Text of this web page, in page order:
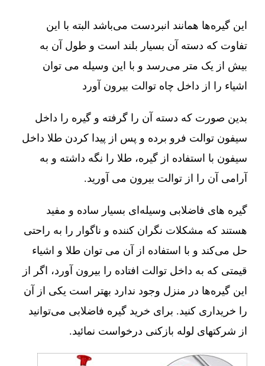
این گیره‌ها همانند انبردست می‌باشد البته با این
تفاوت که دسته آن بسیار بلند است و طول آن به
بیش از یک متر می‌رسد و با این وسیله می توان
اشیاء را از داخل چاه توالت بیرون آورد
بدین صورت که دسته آن را گرفته و گیره را داخل
سیفون توالت فرو برده و پس از پیدا کردن طلا داخل
سیفون با استفاده از گیره، طلا را نگه داشته و به
آرامی آن را از توالت بیرون می آورید.
گیره های فاضلابی وسیله‌ای بسیار ساده و مفید
هستند که مشکلات نگران کننده و ناگوار را به راحتی
حل می‌کند و با استفاده از آن می توان طلا و اشیاء
قیمتی که به داخل توالت افتاده را بیرون آورد، اگر از
این گیره‌ها در منزل وجود ندارد بهتر است یکی از آن
را خریداری کنید. برای خرید گیره فاضلابی می‌توانید
از شرکتهای لوله بازکنی درخواست نمائید.